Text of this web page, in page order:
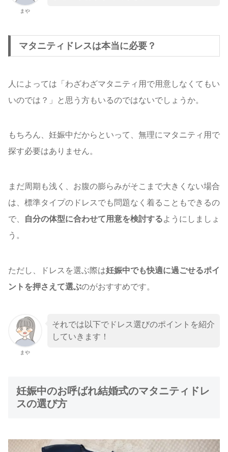
まや
マタニティドレスは本当に必要？
人によっては「わざわざマタニティ用で用意しなくてもい
いのでは？」と思う方もいるのではないでしょうか。
もちろん、妊娠中だからといって、無理にマタニティ用で
探す必要はありません。
まだ周期も浅く、お腹の膨らみがそこまで大きくない場合
は、標準タイプのドレスでも問題なく着ることもできるの
で、
自分の体型に合わせて用意を検討するようにしましょ
う。
ただし、ドレスを選ぶ際は妊娠中でも快適に過ごせるポイ
ントを押さえて選ぶのがおすすめです。
まや
それでは以下でドレス選びのポイントを紹介
していきます！
妊娠中のお呼ばれ結婚式のマタニティドレ
スの選び方